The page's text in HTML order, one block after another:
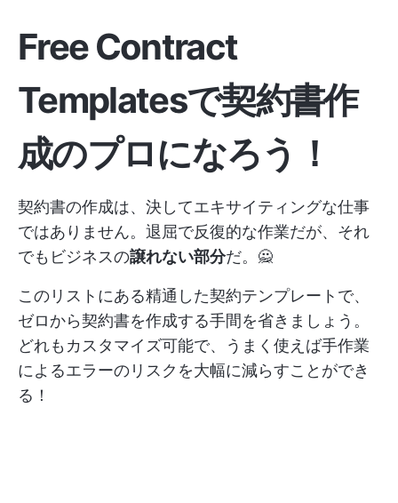
Free Contract
Templatesで契約書作
成のプロになろう！
契約書の作成は、決してエキサイティングな仕事
ではありません。退屈で反復的な作業だが、それ
でもビジネスの譲れない部分だ。🙅
このリストにある精通した契約テンプレートで、
ゼロから契約書を作成する手間を省きましょう。
どれもカスタマイズ可能で、うまく使えば手作業
によるエラーのリスクを大幅に減らすことができ
る！